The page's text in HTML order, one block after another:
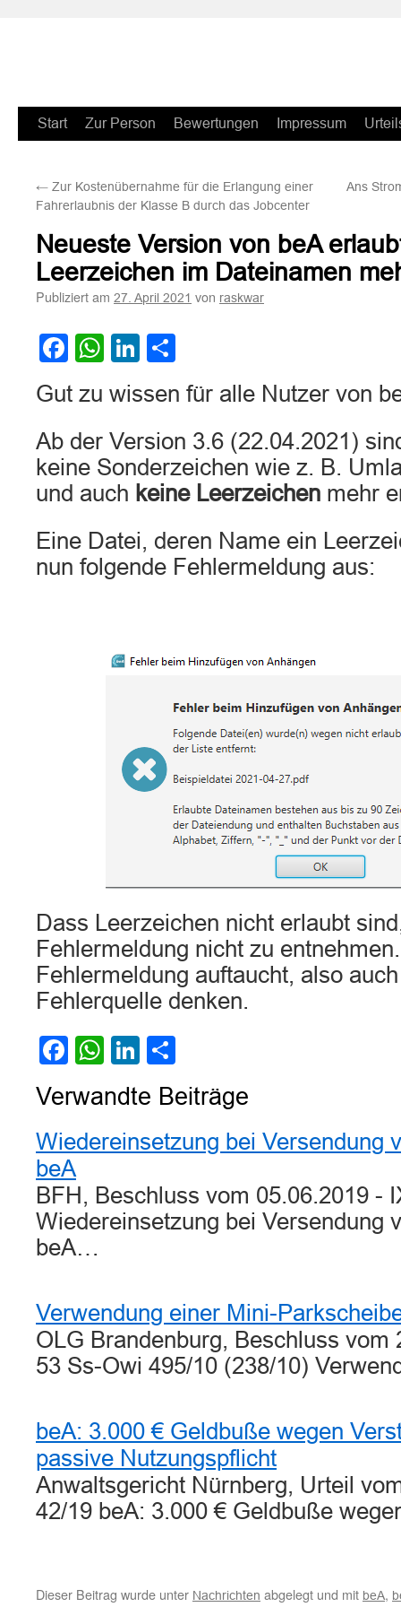
Zum
springen
Start Zur Person Bewertungen Impressum
← Zur Kostenübernahme für die Erlangung einer
Fahrerlaubnis der Klasse B durch das Jobcenter
Ans
Neueste Version von beA
Leerzeichen im Dateinamen
Publiziert am 27. April 2021 von raskwar
Facebook
WhatsApp
LinkedIn
Gut zu wissen für alle Nutzer von
Ab der Version 3.6 (22.04.2021)
keine Sonderzeichen wie z. B.
und auch keine Leerzeichen mehr
Eine Datei, deren Name ein
nun folgende Fehlermeldung aus:
Dass Leerzeichen nicht erlaubt
Fehlermeldung nicht zu
Fehlermeldung auftaucht, also
Fehlerquelle denken.
Facebook
WhatsApp
LinkedIn
Verwandte Beiträge
Wiedereinsetzung bei Versendung
beA
BFH, Beschluss vom 05.06.2019 -
Wiedereinsetzung bei Versendung
beA…
Verwendung einer Mini-
OLG Brandenburg, Beschluss vom
53 Ss-Owi 495/10 (238/10)
beA: 3.000 € Geldbuße wegen
passive Nutzungspflicht
Anwaltsgericht Nürnberg, Urteil
42/19 beA: 3.000 € Geldbuße
Dieser Beitrag wurde unter Nachrichten abgelegt und mit beA,